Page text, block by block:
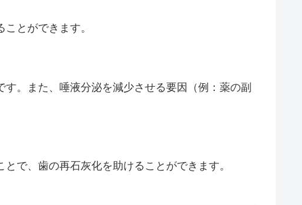
とができます。
。また、唾液分泌を減少させる要因（例：薬の副
で、歯の再石灰化を助けることができます。